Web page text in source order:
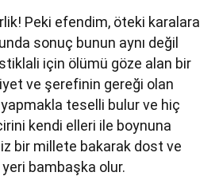
Peki efendim, öteki karalara
sonuç bunun aynı değil
için ölümü göze alan bir
ve şerefinin gereği olan
yapmakla teselli bulur ve hiç
kendi elleri ile boynuna
bir millete bakarak dost ve
bambaşka olur.